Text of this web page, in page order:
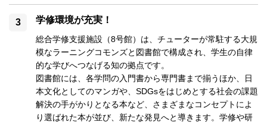
学修環境が充実！
総合学修支援施設（8号館）は、チューターが常駐する大規
模なラーニングコモンズと図書館で構成され、学生の自律
的な学びへつなげる知の拠点です。
図書館には、各学問の入門書から専門書まで揃うほか、日
本文化としてのマンガや、SDGsをはじめとする社会の課題
解決の手がかりとなる本など、さまざまなコンセプトによ
り選ばれた本が並び、新たな発見へと導きます。学修や研